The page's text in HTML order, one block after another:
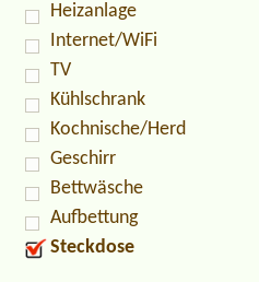
Heizanlage
Internet/WiFi
TV
Kühlschrank
Kochnische/Herd
Geschirr
Bettwäsche
Aufbettung
Steckdose